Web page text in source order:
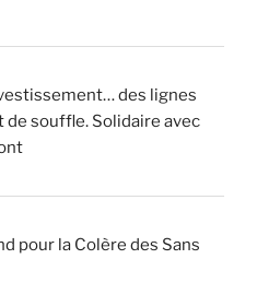
des lignes
de souffle. Solidaire avec
pour la Colère des Sans